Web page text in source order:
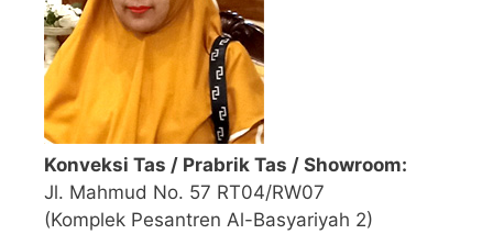
Konveksi Tas / Prabrik Tas / Showroom:
Jl. Mahmud No. 57 RT04/RW07
(Komplek Pesantren Al-Basyariyah 2)